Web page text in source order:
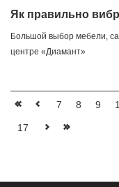
Як правильно
Большой выбор мебели,
центре «Диамант»
7 8 9
17